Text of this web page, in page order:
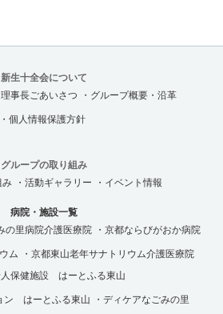
新生十全会について
理事長ごあいさつ ・グループ概要・沿革
・個人情報保護方針
グループの取り組み
み
・活動ギャラリー ・イベント情報
病院・施設一覧
の里病院介護医療院 ・京都ならびがおか病院
ム
・京都東山老年サナトリウム介護医療院
人保健施設 はーとふる東山
ン はーとふる東山
・ディケアなごみの里